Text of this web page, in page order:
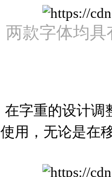
两款字体均
在字重的设计调
使用，无论是在